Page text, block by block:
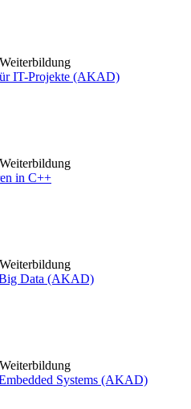
IT-Projekte (AKAD)
in C++
Data (AKAD)
Systems (AKAD)